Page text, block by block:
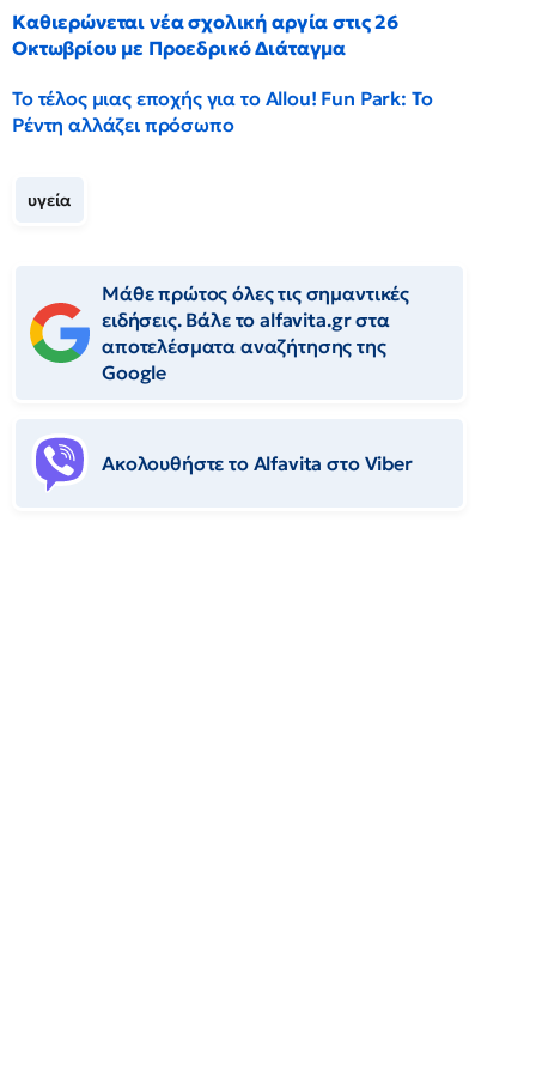
Καθιερώνεται νέα σχολική αργία στις 26
Οκτωβρίου με Προεδρικό Διάταγμα
Το τέλος μιας εποχής για το Allou! Fun Park: Το
Ρέντη αλλάζει πρόσωπο
υγεία
Μάθε πρώτος όλες τις σημαντικές
ειδήσεις. Βάλε το alfavita.gr στα
αποτελέσματα αναζήτησης της
Google
Ακολουθήστε το Αlfavita στο Viber